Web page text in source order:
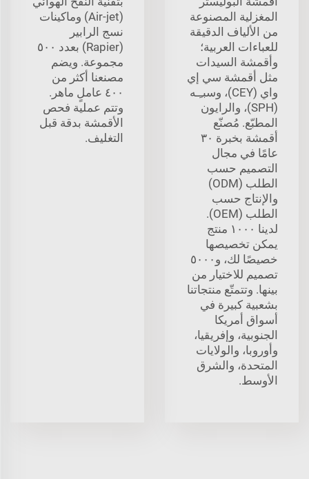
المغزلية المصنوعة
من الألياف الدقيقة
للعباءات العربية؛
وأقمشة السيدات
مثل أقمشة سي إي
واي (CEY)، وسبـِـه
(SPH)، والرايون
المطبّع. مُصنّع
أقمشة بخبرة ٣٠
عامًا في مجال
التصميم حسب
الطلب (ODM)
والإنتاج حسب
الطلب (OEM).
لدينا ١٠٠٠ منتج
يمكن تخصيصها
خصيصًا لك، و٥٠٠٠
تصميم للاختيار من
بينها. وتتمتّع منتجاتنا
بشعبية كبيرة في
أسواق أمريكا
الجنوبية، وإفريقيا،
وأوروبا، والولايات
المتحدة، والشرق
الأوسط.
(Air-jet) وماكينات
نسج الرابير
(Rapier) بعدد ٥٠٠
مجموعة. ويضم
مصنعنا أكثر من
٤٠٠ عاملٍ ماهر.
وتتم عملية فحص
الأقمشة بدقة قبل
التغليف.